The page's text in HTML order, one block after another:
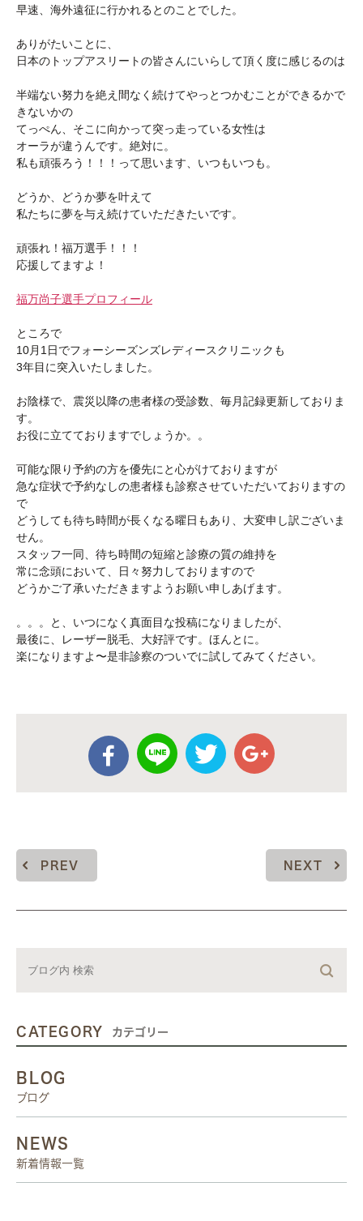
早速、海外遠征に行かれるとのことでした。
ありがたいことに、
日本のトップアスリートの皆さんにいらして頂く度に感じるのは
半端ない努力を絶え間なく続けてやっとつかむことができるかで
きないかの
てっぺん、そこに向かって突っ走っている女性は
オーラが違うんです。絶対に。
私も頑張ろう！！！って思います、いつもいつも。
どうか、どうか夢を叶えて
私たちに夢を与え続けていただきたいです。
頑張れ！福万選手！！！
応援してますよ！
福万尚子選手プロフィール
ところで
10月1日でフォーシーズンズレディースクリニックも
3年目に突入いたしました。
お陰様で、震災以降の患者様の受診数、毎月記録更新しておりま
す。
お役に立てておりますでしょうか。。
可能な限り予約の方を優先にと心がけておりますが
急な症状で予約なしの患者様も診察させていただいておりますの
で
どうしても待ち時間が長くなる曜日もあり、大変申し訳ございま
せん。
スタッフ一同、待ち時間の短縮と診療の質の維持を
常に念頭において、日々努力しておりますので
どうかご了承いただきますようお願い申しあげます。
。。。と、いつになく真面目な投稿になりましたが、
最後に、レーザー脱毛、大好評です。ほんとに。
楽になりますよ〜是非診察のついでに試してみてください。
PREV NEXT
CATEGORY カテゴリー
BLOG
ブログ
NEWS
新着情報一覧